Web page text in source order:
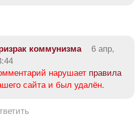
коммунизма
6 апр,
нарушает правила
сайта и был удалён.